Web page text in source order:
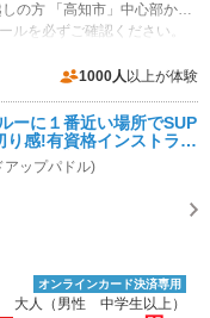
(1)集合場所は仁淀川町周辺エリア お車でお越しの方 「高知市」中心部から車で約80分 高知自動車道「伊野IC」から約70分 「松山市」中心部から車で約100分 公共交通機関ではやや厳しい場所です。
を必ずご確認ください。
台分ほどあり1000人 以上が体験
ーに１番近い場所でSUP
感!有資格インストラク
気。愛犬もOK!!
アップパドル)
オンラインカード決済専用
大人（男性 中学生以上）